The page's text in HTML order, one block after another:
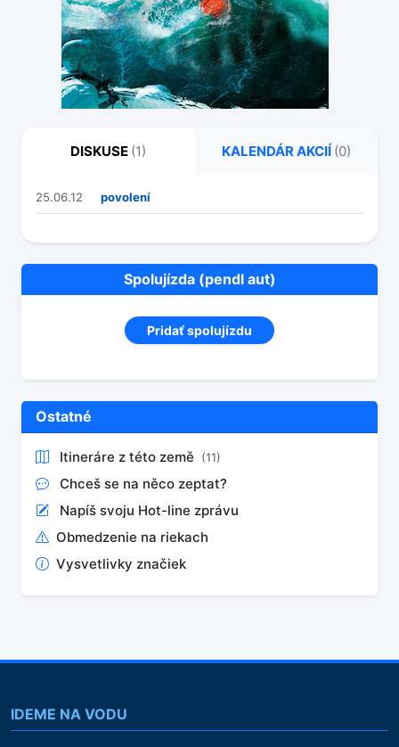
DISKUSE (1) KALENDÁR AKCIÍ (0)
25.06.12 povolení
Spolujízda (pendl aut)
Pridať spolujízdu
Ostatné
Itineráre z této země (11)
Chceš se na něco zeptat?
Napíš svoju Hot-line zprávu
Obmedzenie na riekach
Vysvetlivky značiek
IDEME NA VODU